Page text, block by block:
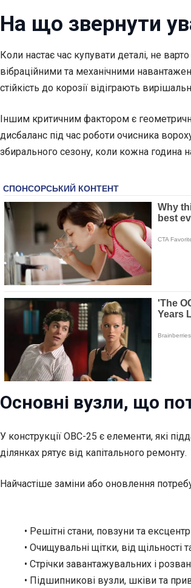
На що звернути
Коли настає час купувати деталі, не
вібраційними та механічними
стійкість до корозії відіграють
Іншим критичним фактором є
дисбаланс під час роботи очисника
збирального сезону, коли кожна година
Основні вузли, що
У конструкції ОВС-25 є елементи, які
ділянках рятує від капітального ремонту.
Найчастіше заміни або оновлення
• Решітні стани, повзуни та
• Очищувальні щітки, від щільності
• Стрічки завантажувальних і
• Підшипникові вузли, шківи та